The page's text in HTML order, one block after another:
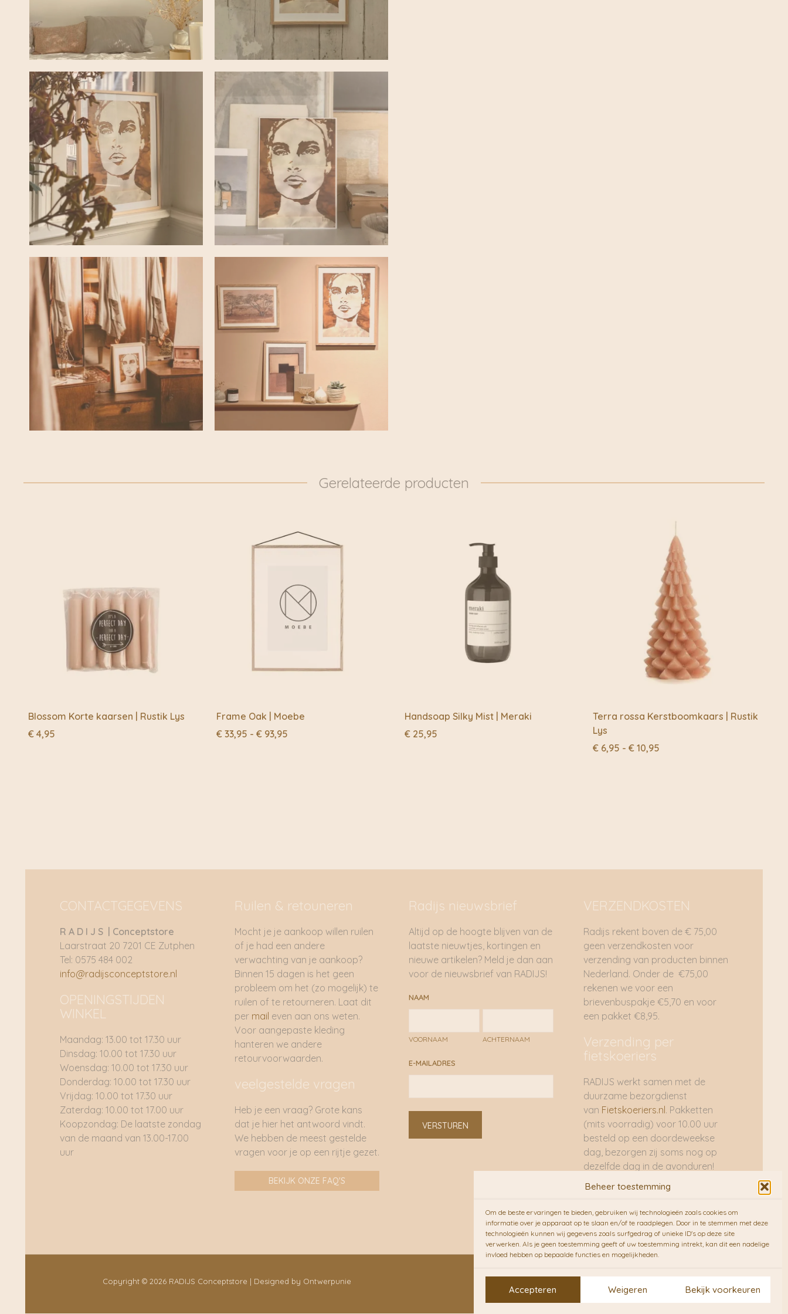
Beheer toestemming
Om de beste ervaringen te bieden, gebruiken wij technologieën zoals cookies om
informatie over je apparaat op te slaan en/of te raadplegen. Door in te stemmen met deze
technologieën kunnen wij gegevens zoals surfgedrag of unieke ID's op deze site
verwerken. Als je geen toestemming geeft of uw toestemming intrekt, kan dit een nadelige
invloed hebben op bepaalde functies en mogelijkheden.
Accepteren Weigeren Bekijk voorkeuren
Gerelateerde producten
Blossom Korte kaarsen | Rustik Lys
€ 4,95
Frame Oak | Moebe
€ 33,95 - € 93,95
Handsoap Silky Mist | Meraki
€ 25,95
Terra rossa Kerstboomkaars | Rustik
Lys
€ 6,95 - € 10,95
CONTACTGEGEVENS
R A D I J S | Conceptstore
Laarstraat 20 7201 CE Zutphen
Tel: 0575 484 002
info@radijsconceptstore.nl
OPENINGSTIJDEN
WINKEL
Maandag: 13.00 tot 17.30 uur
Dinsdag: 10.00 tot 17.30 uur
Woensdag: 10.00 tot 17.30 uur
Donderdag: 10.00 tot 17.30 uur
Vrijdag: 10.00 tot 17.30 uur
Zaterdag: 10.00 tot 17.00 uur
Koopzondag: De laatste zondag
van de maand van 13.00-17.00
uur
Ruilen & retouneren
Mocht je je aankoop willen ruilen
of je had een andere
verwachting van je aankoop?
Binnen 15 dagen is het geen
probleem om het (zo mogelijk) te
ruilen of te retourneren. Laat dit
permail even aan ons weten.
Voor aangepaste kleding
hanteren we andere
retourvoorwaarden.
veelgestelde vragen
Heb je een vraag? Grote kans
dat je hier het antwoord vindt.
We hebben de meest gestelde
vragen voor je op een rijtje gezet.
BEKIJK ONZE FAQ'S
Radijs nieuwsbrief
Altijd op de hoogte blijven van de
laatste nieuwtjes, kortingen en
nieuwe artikelen? Meld je dan aan
voor de nieuwsbrief van RADIJS!
NAAM
VOORNAAM ACHTERNAAM
E-MAILADRES
VERSTUREN
VERZENDKOSTEN
Radijs rekent boven de € 75,00
geen verzendkosten voor
verzending van producten binnen
Nederland. Onder de €75,00
rekenen we voor een
brievenbuspakje €5,70 en voor
een pakket €8,95.
Verzending per
fietskoeriers
RADIJS werkt samen met de
duurzame bezorgdienst
van Fietskoeriers.nl . Pakketten
(mits voorradig) voor 10.00 uur
besteld op een doordeweekse
dag, bezorgen zij soms nog op
dezelfde dag in de avonduren!
Brievenbuspakjes de volgende
dag. En waar mogelijk ook echt
op de fiets!!
Copyright © 2026 RADIJS Conceptstore | Designed by Ontwerpunie